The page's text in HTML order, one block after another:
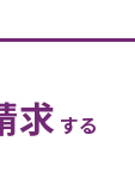
求 する